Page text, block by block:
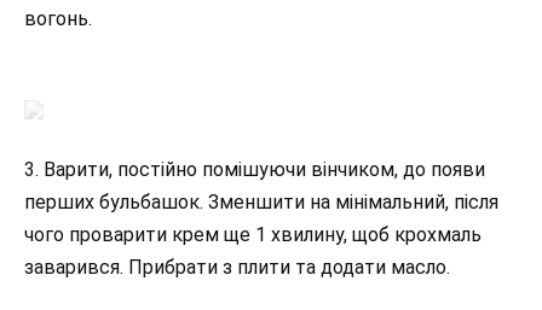
вогонь.
3. Варити, постійно помішуючи вінчиком, до появи
перших бульбашок. Зменшити на мінімальний, після
чого проварити крем ще 1 хвилину, щоб крохмаль
заварився. Прибрати з плити та додати масло.